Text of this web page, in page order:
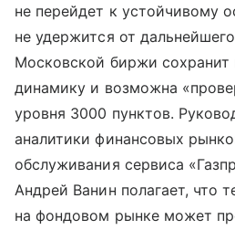
не перейдет к устойчивому
не удержится от
Московской биржи
динамику и возможна
уровня 3000 пунктов.
аналитики финансовых
обслуживания сервиса
Андрей Ванин полагает, что
на фондовом рынке может